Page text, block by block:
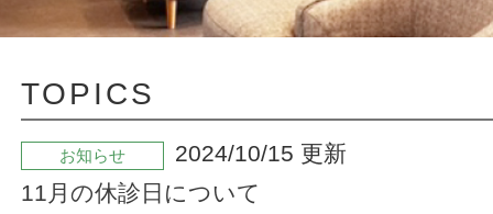
TOPICS
お知らせ
2024/10/15 更新
11月の休診日について